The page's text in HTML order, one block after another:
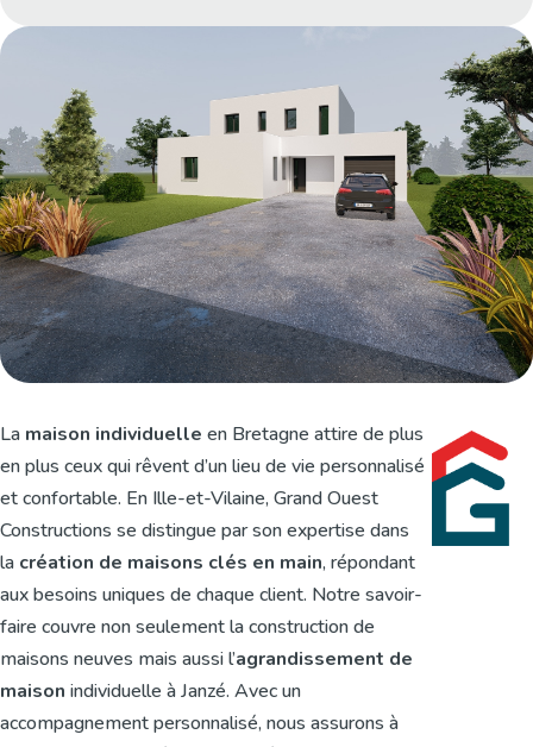
La maison individuelle en Bretagne attire de plus
en plus ceux qui rêvent d’un lieu de vie personnalisé
et confortable. En Ille-et-Vilaine, Grand Ouest
Constructions se distingue par son expertise dans
la création de maisons clés en main, répondant
aux besoins uniques de chaque client. Notre savoir-
faire couvre non seulement la construction de
maisons neuves mais aussi l’agrandissement de
maison individuelle à Janzé. Avec un
accompagnement personnalisé, nous assurons à